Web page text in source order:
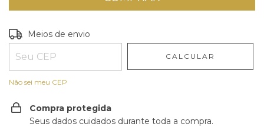
Entregas para o CEP:
Meios de envio
CALCULAR
Não sei meu CEP
Compra protegida
Seus dados cuidados durante toda a compra.